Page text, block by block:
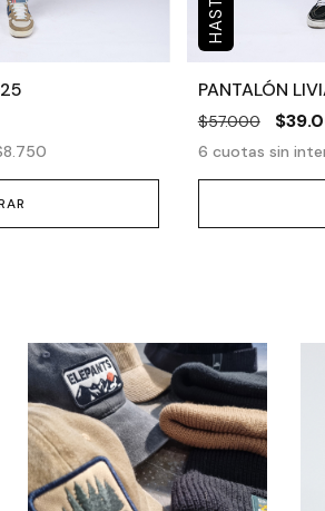
PANTALÓN
$57.000
6 cuotas sin